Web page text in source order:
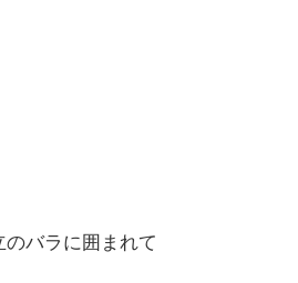
バラに囲まれて